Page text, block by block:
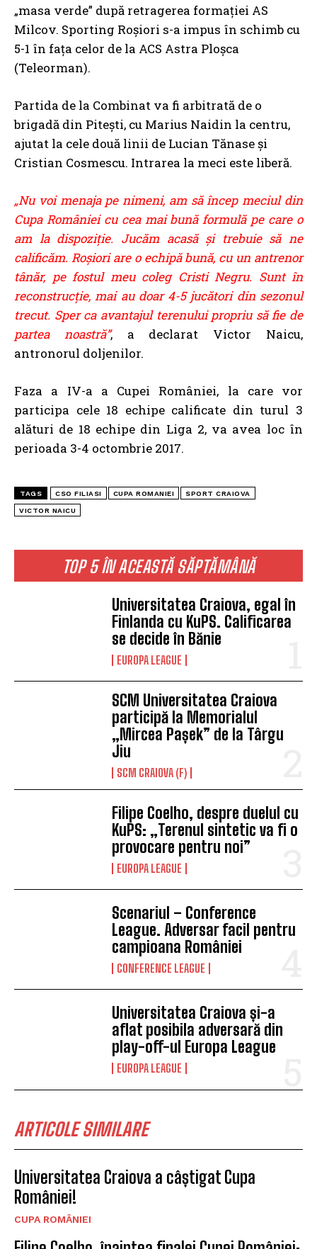
TOP 5 ÎN ACEASTĂ SĂPTĂMÂNĂ
Universitatea Craiova, egal în
Finlanda cu KuPS. Calificarea
se decide în Bănie
EUROPA LEAGUE
SCM Universitatea Craiova
participă la Memorialul
„Mircea Pașek” de la Târgu
Jiu
SCM CRAIOVA (F)
Filipe Coelho, despre duelul cu
KuPS: „Terenul sintetic va fi o
provocare pentru noi”
EUROPA LEAGUE
Scenariul – Conference
League. Adversar facil pentru
campioana României
CONFERENCE LEAGUE
Universitatea Craiova și-a
aflat posibila adversară din
play-off-ul Europa League
EUROPA LEAGUE
ARTICOLE SIMILARE
Universitatea Craiova a câștigat Cupa
României!
CUPA ROMÂNIEI
„masa verde” după retragerea formației AS
Milcov. Sporting Roșiori s-a impus în schimb cu
5-1 în fața celor de la ACS Astra Ploșca
(Teleorman).
Partida de la Combinat va fi arbitrată de o
brigadă din Pitești, cu Marius Naidin la centru,
ajutat la cele două linii de Lucian Tănase și
Cristian Cosmescu. Intrarea la meci este liberă.
„Nu voi menaja pe nimeni, am să încep meciul din
Cupa României cu cea mai bună formulă pe care o
am la dispoziție. Jucăm acasă și trebuie să ne
calificăm. Roșiori are o echipă bună, cu un antrenor
tânăr, pe fostul meu coleg Cristi Negru. Sunt în
reconstrucție, mai au doar 4-5 jucători din sezonul
trecut. Sper ca avantajul terenului propriu să fie de
partea noastră”, a declarat Victor Naicu,
antronorul doljenilor.
Faza a IV-a a Cupei României, la care vor
participa cele 18 echipe calificate din turul 3
alături de 18 echipe din Liga 2, va avea loc în
perioada 3-4 octombrie 2017.
TAGS CSO FILIASI CUPA ROMANIEI SPORT CRAIOVA
VICTOR NAICU